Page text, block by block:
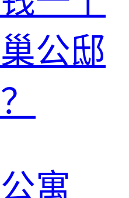
公邸
寓